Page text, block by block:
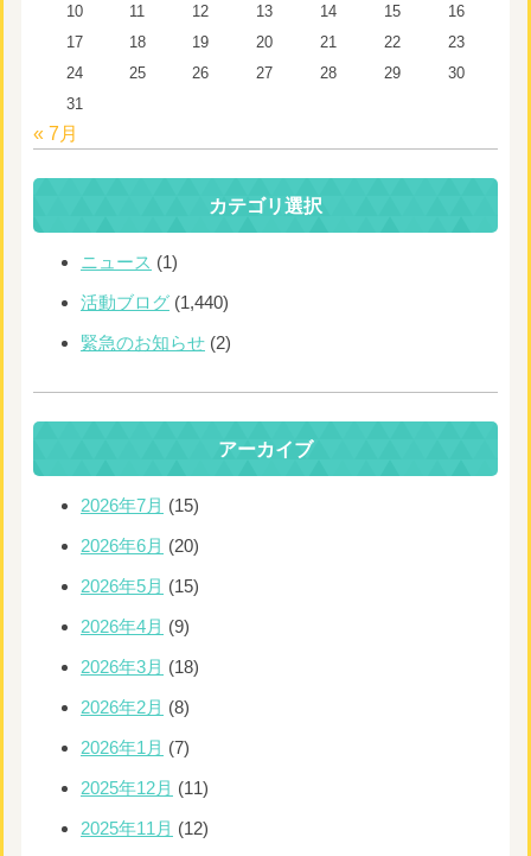
10
11 12 13 14 15
16
17
18 19 20 21 22
23
24
25 26 27 28 29
30
31
« 7月
カテゴリ選択
ニュース (1)
活動ブログ (1,440)
緊急のお知らせ (2)
アーカイブ
2026年7月 (15)
2026年6月 (20)
2026年5月 (15)
2026年4月 (9)
2026年3月 (18)
2026年2月 (8)
2026年1月 (7)
2025年12月 (11)
2025年11月 (12)